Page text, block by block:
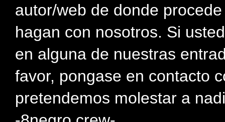
autor/web de donde
hagan con nosotros. Si
en alguna de nuestras
favor, pongase en contacto
pretendemos molestar a